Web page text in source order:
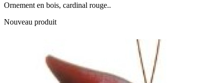
Ornement en bois, cardinal rouge..
Nouveau produit